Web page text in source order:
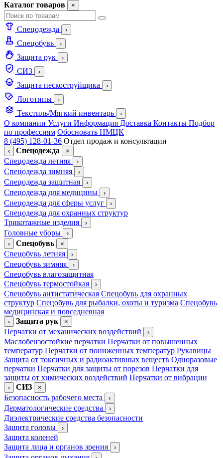
Каталог товаров
×
Спецодежда ›
Спецобувь ›
Защита рук ›
СИЗ ›
Защита пескоструйщика ›
Логотипы ›
Текстиль/Мягкий инвентарь ›
О компании Услуги Информация Доставка Контакты Подбор
по профессиям Обосновать НМЦК
8 (495) 128-01-36 Отдел продаж и консультации
‹ Спецодежда ×
Спецодежда летняя ›
Спецодежда зимняя ›
Спецодежда защитная ›
Спецодежда для медицины ›
Спецодежда для сферы услуг ›
Спецодежда для охранных структур
Трикотажные изделия
›
Головные уборы
›
‹
Спецобувь ×
Спецобувь летняя ›
Спецобувь зимняя ›
Спецобувь влагозащитная
Спецобувь термостойкая
›
Спецобувь антистатическая Спецобувь для охранных
структур Спецобувь для рыбалки, охоты и туризма Спецобувь
медицинская и повседневная
‹ Защита рук ×
Перчатки от механических воздействий ›
Маслобензостойкие перчатки Перчатки от повышенных
температур Перчатки от пониженных температур Рукавицы
Защита от токсичных и радиоактивных веществ Одноразовые
перчатки Перчатки для защиты от порезов Перчатки для
защиты от химических воздействий Перчатки от вибрации
‹ СИЗ ×
Безопасность рабочего места ›
Дерматологические средства ›
Диэлектрические средства безопасности
Защита головы
›
Защита коленей
Защита лица и органов зрения
›